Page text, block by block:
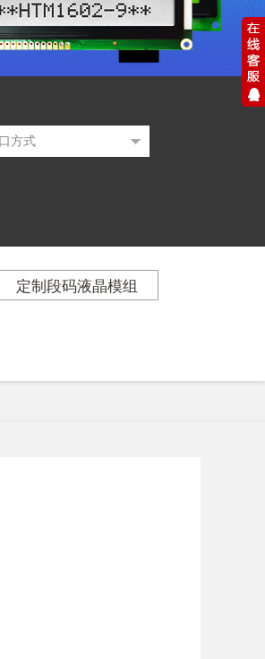
定制段码液晶模组